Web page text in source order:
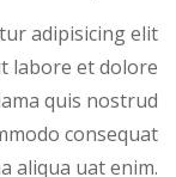
adipisicing elit
labore et dolore
quis nostrud
consequat
aliqua uat enim.